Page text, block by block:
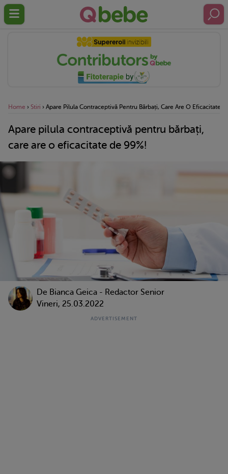
Home › Stiri › Apare Pilula Contraceptivă Pentru Bărbați, Care Are O Eficacitate
Apare pilula contraceptivă pentru bărbați,
care are o eficacitate de 99%!
De Bianca Geica - Redactor Senior
Vineri, 25.03.2022